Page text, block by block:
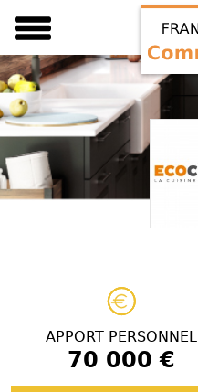
APPORT PERSONNEL
70 000 €